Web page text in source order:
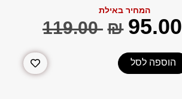
המחיר באילת
‎119.00 ₪ ‎95.00
הוספה לסל